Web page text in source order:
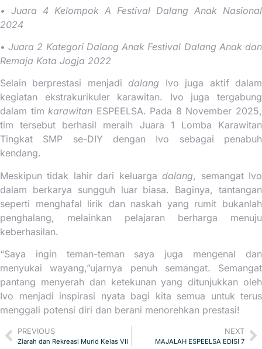
• Juara 4 Kelompok A Festival Dalang Anak Nasional
2024
•Juara 2 Kategori Dalang Anak Festival Dalang Anak dan
Remaja Kota Jogja 2022
Selain berprestasi menjadidalang Ivo juga aktif dalam
kegiatan ekstrakurikuler karawitan. Ivo juga tergabung
dalam timkarawitan ESPEELSA. Pada 8 November 2025,
tim tersebut berhasil meraih Juara 1 Lomba Karawitan
Tingkat SMP se-DIY dengan Ivo sebagai penabuh
kendang.
Meskipun tidak lahir dari keluargadalang, semangat Ivo
dalam berkarya sungguh luar biasa. Baginya, tantangan
seperti menghafal lirik dan naskah yang rumit bukanlah
penghalang, melainkan pelajaran berharga menuju
keberhasilan.
“Saya ingin teman-teman saya juga mengenal dan
menyukai wayang,”ujarnya penuh semangat. Semangat
pantang menyerah dan ketekunan yang ditunjukkan oleh
Ivo menjadi inspirasi nyata bagi kita semua untuk terus
menggali potensi diri dan berani menorehkan prestasi!
PREVIOUS
Ziarah dan Rekreasi Murid Kelas VII
NEXT
MAJALAH ESPEELSA EDISI 7